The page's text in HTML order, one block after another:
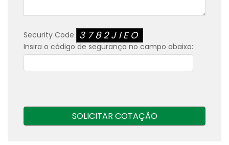
Security Code 3782JIEO
Insira o código de segurança no campo abaixo:
SOLICITAR COTAÇÃO